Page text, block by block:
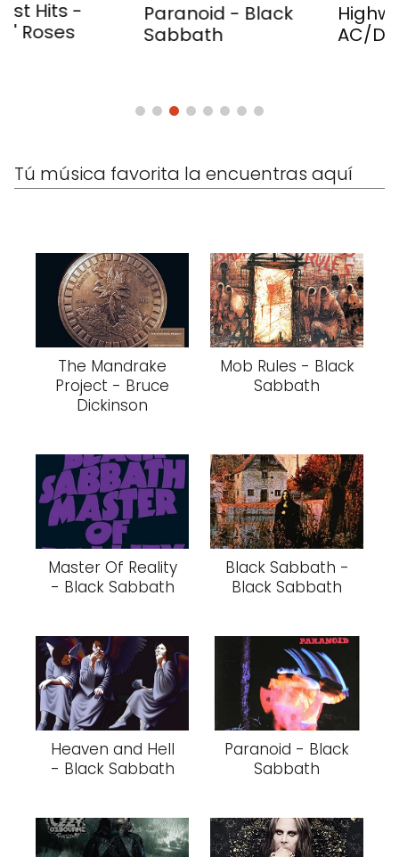
Paranoid - Black
Sabbath
Highway To Hell -
AC/DC
Tú música favorita la encuentras aquí
The Mandrake
Project - Bruce
Dickinson
Mob Rules - Black
Sabbath
Master Of Reality
- Black Sabbath
Black Sabbath -
Black Sabbath
Heaven and Hell
- Black Sabbath
Paranoid - Black
Sabbath